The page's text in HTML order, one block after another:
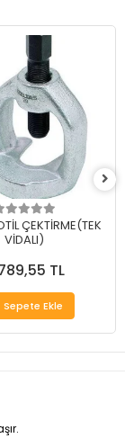
ÇEKTİRME(TEK
VİDALI)
TL
Sepete Ekle